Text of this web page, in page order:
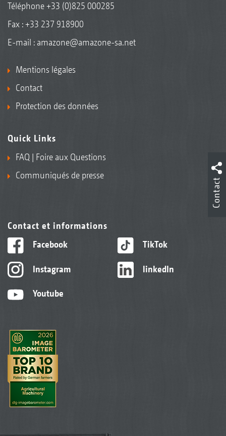
Téléphone+33 (0)825 000285
Fax : +33 237 918900
E-mail : amazone@amazone-sa.net
Mentions légales
Contact
Protection des données
Quick Links
FAQ | Foire aux Questions
Communiqués de presse
Contact et informations
Facebook
Instagram
Youtube
TikTok
linkedIn
Contact